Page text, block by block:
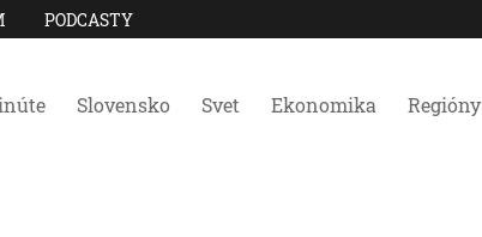
PODCASTY
Slovensko Svet Ekonomika Regióny